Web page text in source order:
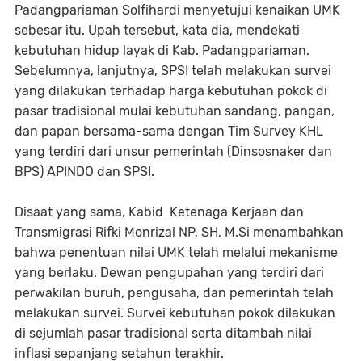
Padangpariaman Solfihardi menyetujui kenaikan UMK
sebesar itu. Upah tersebut, kata dia, mendekati
kebutuhan hidup layak di Kab. Padangpariaman.
Sebelumnya, lanjutnya, SPSI telah melakukan survei
yang dilakukan terhadap harga kebutuhan pokok di
pasar tradisional mulai kebutuhan sandang, pangan,
dan papan bersama-sama dengan Tim Survey KHL
yang terdiri dari unsur pemerintah (Dinsosnaker dan
BPS) APINDO dan SPSI.
Disaat yang sama, Kabid Ketenaga Kerjaan dan
Transmigrasi Rifki Monrizal NP, SH, M.Si menambahkan
bahwa penentuan nilai UMK telah melalui mekanisme
yang berlaku. Dewan pengupahan yang terdiri dari
perwakilan buruh, pengusaha, dan pemerintah telah
melakukan survei. Survei kebutuhan pokok dilakukan
di sejumlah pasar tradisional serta ditambah nilai
inflasi sepanjang setahun terakhir.